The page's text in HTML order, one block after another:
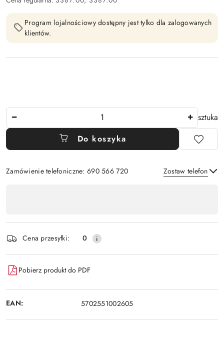
Program lojalnościowy dostępny jest tylko dla zalogowanych
klientów.
sztuka
Do koszyka
Zamówienie telefoniczne: 690 566 720 Zostaw telefon
płatność
i
dostawa
Cena przesyłki: 0
Pobierz produkt do PDF
EAN: 5702551002605